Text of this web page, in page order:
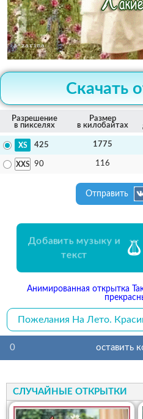
Скачать
Разрешение
в пикселях
Размер
в килобайтах
425 1775
90 116
Отправить
Добавить музыку и
текст
Анимированная открытка
Пожелания На Лето.
0 оставить
СЛУЧАЙНЫЕ ОТКРЫТКИ